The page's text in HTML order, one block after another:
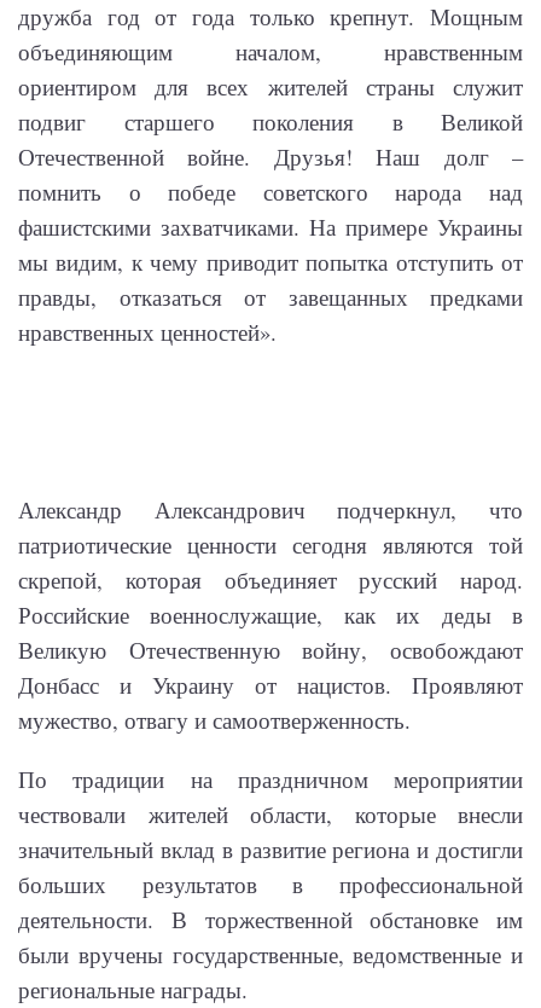
дружба год от года только крепнут. Мощным
объединяющим началом, нравственным
ориентиром для всех жителей страны служит
подвиг старшего поколения в Великой
Отечественной войне. Друзья! Наш долг –
помнить о победе советского народа над
фашистскими захватчиками. На примере Украины
мы видим, к чему приводит попытка отступить от
правды, отказаться от завещанных предками
нравственных ценностей».
Александр Александрович подчеркнул, что
патриотические ценности сегодня являются той
скрепой, которая объединяет русский народ.
Российские военнослужащие, как их деды в
Великую Отечественную войну, освобождают
Донбасс и Украину от нацистов. Проявляют
мужество, отвагу и самоотверженность.
По традиции на праздничном мероприятии
чествовали жителей области, которые внесли
значительный вклад в развитие региона и достигли
больших результатов в профессиональной
деятельности. В торжественной обстановке им
были вручены государственные, ведомственные и
региональные награды.